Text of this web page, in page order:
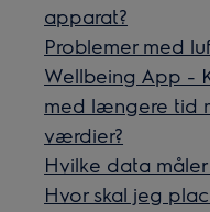
apparat?
Problemer med
Wellbeing App -
med længere tid
værdier?
Hvilke data måler
Hvor skal jeg